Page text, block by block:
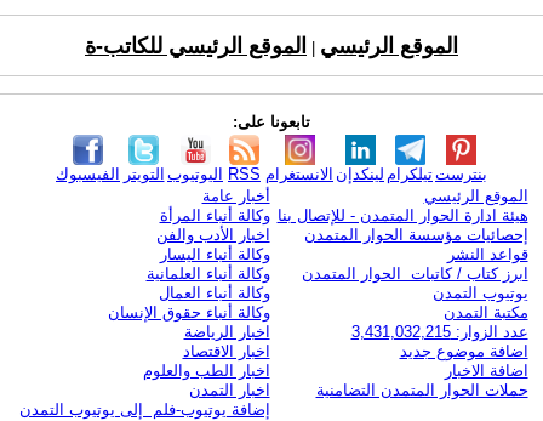
الموقع الرئيسي الموقع الرئيسي للكاتب-ة
تابعونا على:
الفيسبوك التويتر اليوتيوب RSS الانستغرام لينكدإن تيلكرامبنترست
الموقع الرئيسي
هيئة ادارة الحوار المتمدن - للإتصال بنا
إحصائيات مؤسسة الحوار المتمدن
قواعد النشر
ابرز كتاب / كاتبات الحوار المتمدن
يوتيوب التمدن
مكتبة التمدن
عدد الزوار: 3,431,032,215
اضافة موضوع جديد
اضافة الاخبار
حملات الحوار المتمدن التضامنية
أخبار عامة
وكالة أنباء المرأة
اخبار الأدب والفن
وكالة أنباء اليسار
وكالة أنباء العلمانية
وكالة أنباء العمال
وكالة أنباء حقوق الإنسان
اخبار الرياضة
اخبار الاقتصاد
اخبار الطب والعلوم
اخبار التمدن
إضافة يوتيوب-فلم إلى يوتيوب التمدن